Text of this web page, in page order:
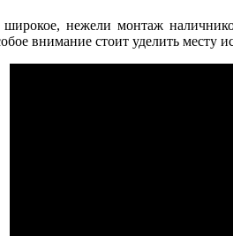
нежели монтаж
внимание стоит уделить месту